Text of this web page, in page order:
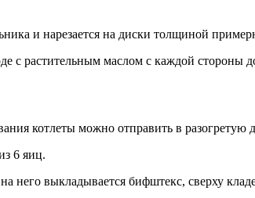
и нарезается на диски толщиной
с растительным маслом с каждой стороны
котлеты можно отправить в разогретую
6 яиц.
него выкладывается бифштекс, сверху